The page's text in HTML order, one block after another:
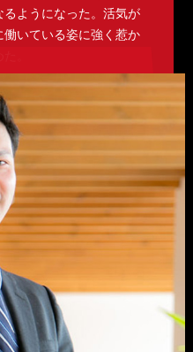
ようになった。活気が
いている姿に強く惹か